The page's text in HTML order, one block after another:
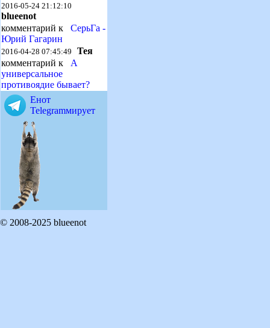
2016-05-24 21:12:10
blueenot
комментарий к СерьГа -
Юрий Гагарин
2016-04-28 07:45:49 Тея
комментарий к А
универсальное
противоядие бывает?
Енот
Telegramмирует
© 2008-2025 blueenot